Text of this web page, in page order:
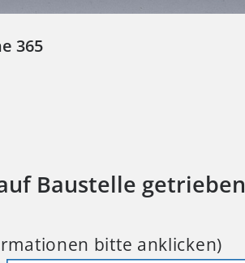
365
Baustelle getrieben
bitte anklicken)